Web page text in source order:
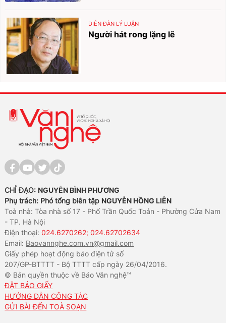
DIỄN ĐÀN LÝ LUẬN
Người hát rong lặng lẽ
CHỈ ĐẠO: NGUYỄN BÌNH PHƯƠNG
Phụ trách: Phó tổng biên tập NGUYỄN HỒNG LIÊN
Toà nhà: Tòa nhà số 17 - Phố Trần Quốc Toản - Phường Cửa Nam
- TP. Hà Nội
Điện thoại:024.6270262; 024.62702634
Email: Baovannghe.com.vn@gmail.com
Giấy phép hoạt động báo điện tử số
207/GP-BTTTT - Bộ TTTT cấp ngày 26/04/2016.
© Bản quyền thuộc về Báo Văn nghệ™
ĐẶT BÁO GIẤY
HƯỚNG DẪN CÔNG TÁC
GỬI BÀI ĐẾN TOÀ SOẠN